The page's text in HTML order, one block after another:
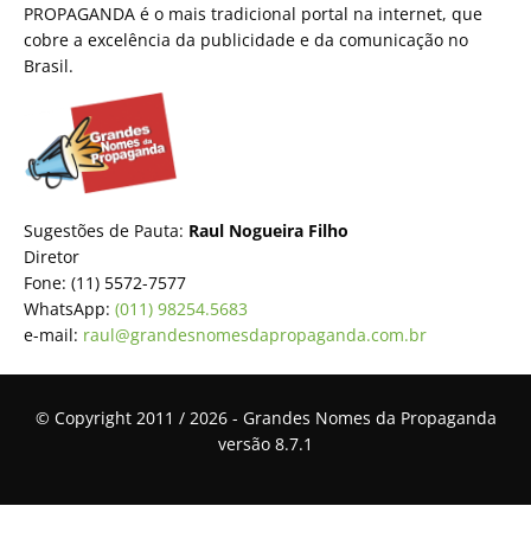
PROPAGANDA é o mais tradicional portal na internet, que
cobre a excelência da publicidade e da comunicação no
Brasil.
Sugestões de Pauta: Raul Nogueira Filho
Diretor
Fone: (11) 5572-7577
WhatsApp: (011) 98254.5683
e-mail: raul@grandesnomesdapropaganda.com.br
© Copyright 2011 / 2026 - Grandes Nomes da Propaganda
versão 8.7.1